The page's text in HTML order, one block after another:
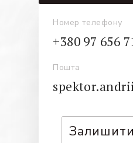
Номер телефону
+380 97 656
Пошта